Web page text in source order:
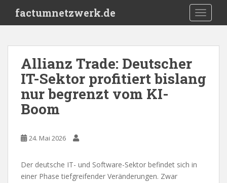
i
factumnetzwerk.de
Allianz Trade: Deutscher
IT-Sektor profitiert bislang
nur begrenzt vom KI-
Boom
24. Mai 2026
Der deutsche IT- und Software-Sektor befindet sich in
einer Phase tiefgreifender Veränderungen. Zwar